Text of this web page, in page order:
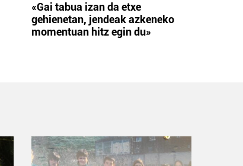
«Gai tabua izan da etxe
gehienetan, jendeak azkeneko
momentuan hitz egin du»